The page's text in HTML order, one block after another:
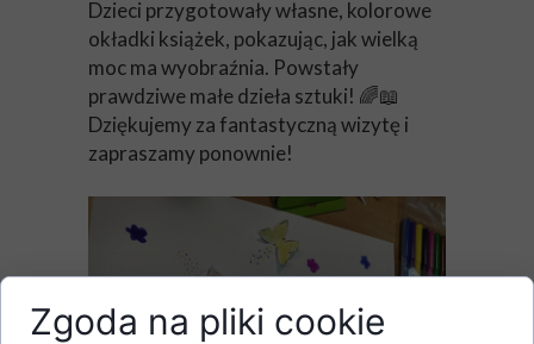
Dzieci przygotowały własne, kolorowe
okładki książek, pokazując, jak wielką
moc ma wyobraźnia. Powstały
prawdziwe małe dzieła sztuki! 🌈📖
Dziękujemy za fantastyczną wizytę i
zapraszamy ponownie!
Zgoda na pliki cookie